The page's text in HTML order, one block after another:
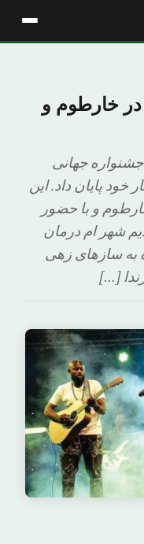
خارطوم و
جهانی
پایان داد. این
۱۹ اکتبر در خارطوم و با حضور
شهر ام درمان
به سازهای زهی
[…]